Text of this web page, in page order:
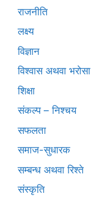
राजनीति
लक्ष्य
विज्ञान
विश्वास अथवा भरोसा
शिक्षा
संकल्प – निश्चय
सफलता
समाज-सुधारक
सम्बन्ध अथवा रिश्ते
संस्कृति